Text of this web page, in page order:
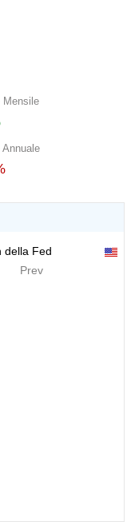
Mensile
Annuale
della Fed
Prev